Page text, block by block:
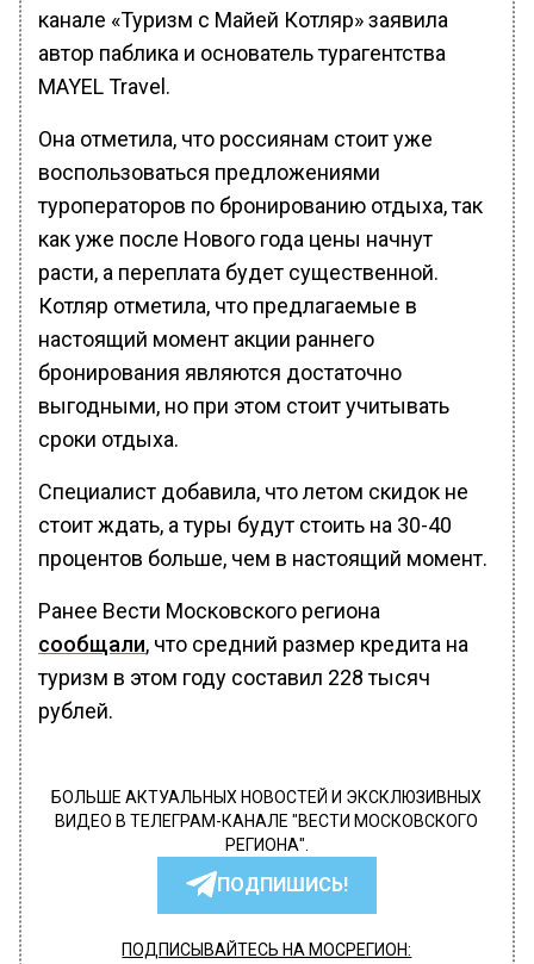
канале «Туризм с Майей Котляр» заявила
автор паблика и основатель турагентства
MAYEL Travel.
Она отметила, что россиянам стоит уже
воспользоваться предложениями
туроператоров по бронированию отдыха, так
как уже после Нового года цены начнут
расти, а переплата будет существенной.
Котляр отметила, что предлагаемые в
настоящий момент акции раннего
бронирования являются достаточно
выгодными, но при этом стоит учитывать
сроки отдыха.
Специалист добавила, что летом скидок не
стоит ждать, а туры будут стоить на 30-40
процентов больше, чем в настоящий момент.
Ранее Вести Московского региона
сообщали, что средний размер кредита на
туризм в этом году составил 228 тысяч
рублей.
БОЛЬШЕ АКТУАЛЬНЫХ НОВОСТЕЙ И ЭКСКЛЮЗИВНЫХ
ВИДЕО В ТЕЛЕГРАМ-КАНАЛЕ "ВЕСТИ МОСКОВСКОГО
РЕГИОНА".
ПОДПИШИСЬ!
ПОДПИСЫВАЙТЕСЬ НА МОСРЕГИОН: